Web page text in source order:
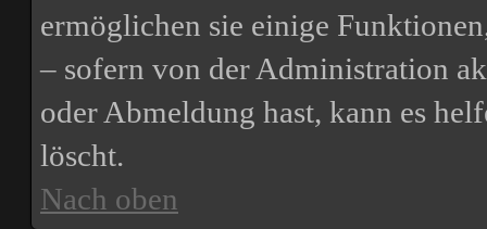
ermöglichen sie einige
– sofern von der Administration
oder Abmeldung hast, kann es
löscht.
Nach oben